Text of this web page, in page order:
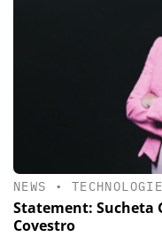
NEWS • TECHNOLOGIE
Statement: Sucheta
Covestro